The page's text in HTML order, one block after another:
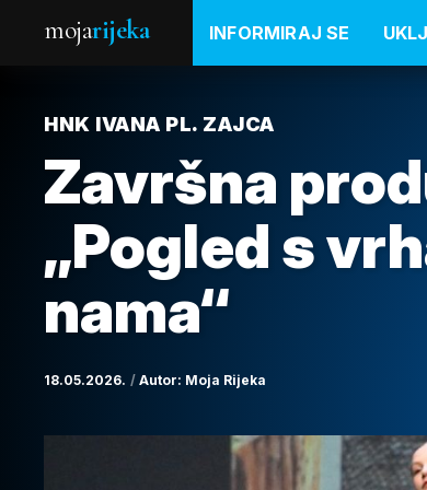
mojarijeka INFORMIRAJ SE
HNK IVANA PL. ZAJCA
Završna
„Pogled s
nama“
18.05.2026. Autor: Moja Rijeka